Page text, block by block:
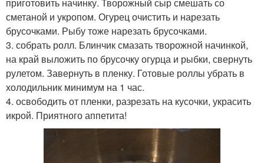
сметаной и укропом. Огурец очистить и нарезать
брусочками. Рыбу тоже нарезать брусочками.
3. собрать ролл. Блинчик смазать творожной начинкой,
на край выложить по брусочку огурца и рыбки, свернуть
рулетом. Завернуть в пленку. Готовые роллы убрать в
холодильник минимум на 1 час.
4. освободить от пленки, разрезать на кусочки, украсить
икрой. Приятного аппетита!